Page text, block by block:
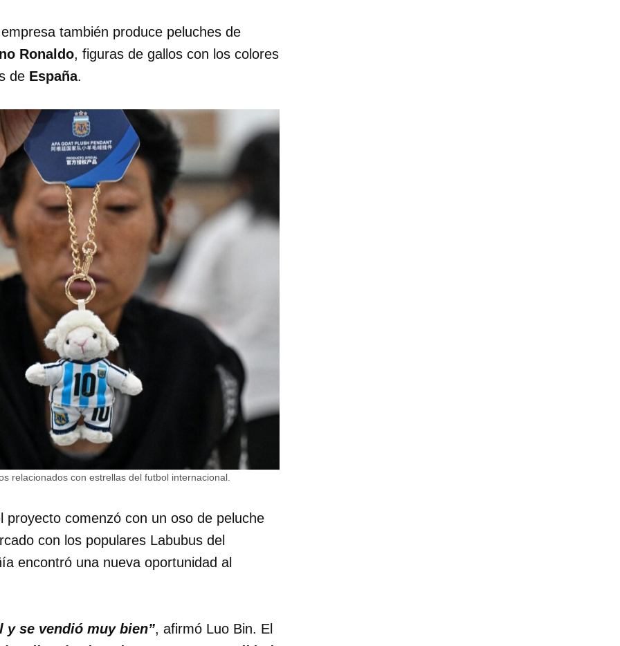
también produce peluches de
Ronaldo, figuras de gallos con los colores
de España.
relacionados con estrellas del futbol internacional.
proyecto comenzó con un oso de peluche
con los populares Labubus del
encontró una nueva oportunidad al
se vendió muy bien”, afirmó Luo Bin. El